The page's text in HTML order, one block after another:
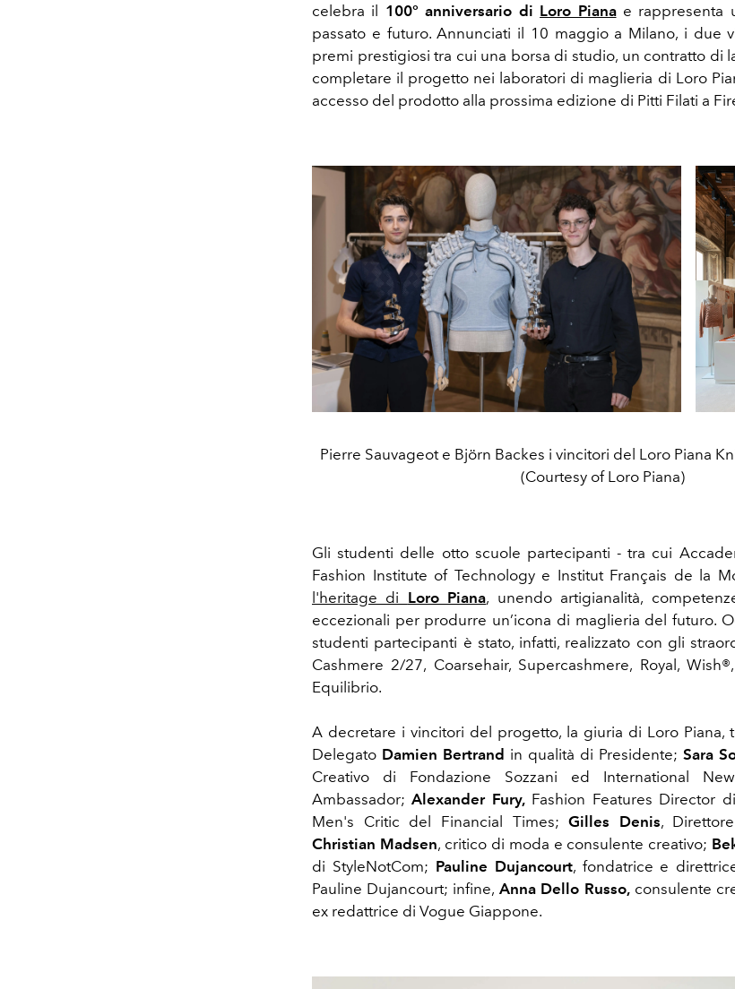
celebra il 100° anniversario di Loro Pianae rappresenta
passato e futuro. Annunciati il 10 maggio a Milano, i due
premi prestigiosi tra cui una borsa di studio, un contratto di
completare il progetto nei laboratori di maglieria di Loro
accesso del prodotto alla prossima edizione di Pitti Filati a
Pierre Sauvageot e Björn Backes i vincitori del Loro Piana
(Courtesy of Loro Piana)
Gli studenti delle otto scuole partecipanti - tra cui
Fashion Institute of Technology e Institut Français de la
l'heritage di Loro Piana, unendo artigianalità,
eccezionali per produrre un’icona di maglieria del futuro.
studenti partecipanti è stato, infatti, realizzato con gli
Cashmere 2/27, Coarsehair, Supercashmere, Royal,
Equilibrio.
A decretare i vincitori del progetto, la giuria di Loro Piana,
Delegato Damien Bertrand in qualità di Presidente; Sara
Creativo di Fondazione Sozzani ed International
Ambassador;Alexander Fury,Fashion Features Director
Men's Critic del Financial Times;Gilles Denis,
Christian Madsen, critico di moda e consulente creativo;
di StyleNotCom; Pauline Dujancourt, fondatrice e
Pauline Dujancourt; infine, Anna Dello Russo,consulente
ex redattrice di Vogue Giappone.